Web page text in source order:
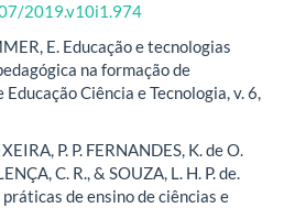
2019.v10i1.974
E. Educação e tecnologias
na formação de
Ciência e Tecnologia, v. 6,
P. P. FERNANDES, K. de O.
C. R., & SOUZA, L. H. P. de.
de ensino de ciências e